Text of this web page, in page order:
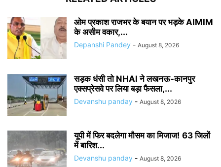
ओम प्रकाश राजभर के बयान पर भड़के AIMIM
के असीम वकार,...
Depanshi Pandey - August 8, 2026
सड़क धंसी तो NHAI ने लखनऊ-कानपुर
एक्सप्रेसवे पर लिया बड़ा फैसला,...
Devanshu panday - August 8, 2026
यूपी में फिर बदलेगा मौसम का मिजाज! 63 जिलों
में बारिश...
Devanshu panday - August 8, 2026